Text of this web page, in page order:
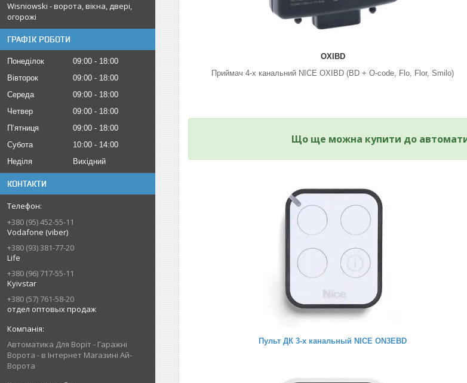
Wisniowski - ворота, вікна, двері,
огорожі
ГРАФІК РОБОТИ
Понеділок 09:00
18:00
Вівторок
09:00
18:00
Середа
09:00
18:00
Четвер
09:00
18:00
Пʼятниця
09:00
18:00
Субота
10:00
14:00
Неділя
Вихідний
КОНТАКТИ
+380 (95) 452-55-11
Vodafone (viber)
+380 (93) 381-77-20
Life
+380 (96) 717-55-11
Kyivstar
+380 (57) 761-58-20
отдел оптовых продаж
Автоматика Для Воріт - Гаражні
Ворота - в Інтернет Магазині Ай-
Ворота
OXIBD
Приймач 4-х канальний NICE OXIBD (BD + O-code, Flo, Flor, Smilo)
Що ще можна купити до
Пульт ДК 3-х канальный NICE ON3EBD